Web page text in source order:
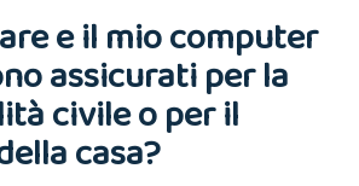
e il mio computer
assicurati per la
civile o per il
casa?